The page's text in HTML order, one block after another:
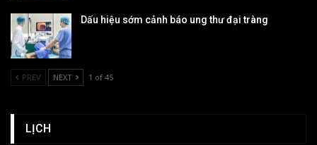
Dấu hiệu sớm cảnh báo ung thư đại tràng
PREV NEXT 1 of 45
LỊCH